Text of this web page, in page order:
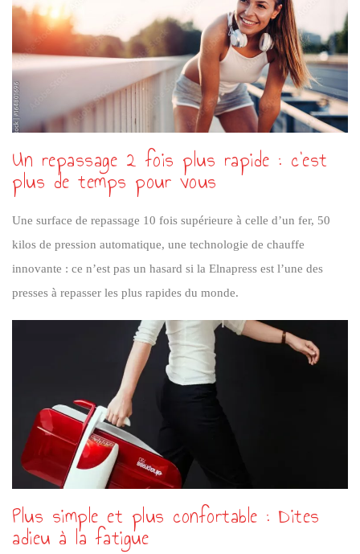
Un repassage 2 fois plus rapide : c'est
plus de temps pour vous
Une surface de repassage 10 fois supérieure à celle d’un fer, 50
kilos de pression automatique, une technologie de chauffe
innovante : ce n’est pas un hasard si la Elnapress est l’une des
presses à repasser les plus rapides du monde.
Plus simple et plus confortable : Dites
adieu à la fatigue